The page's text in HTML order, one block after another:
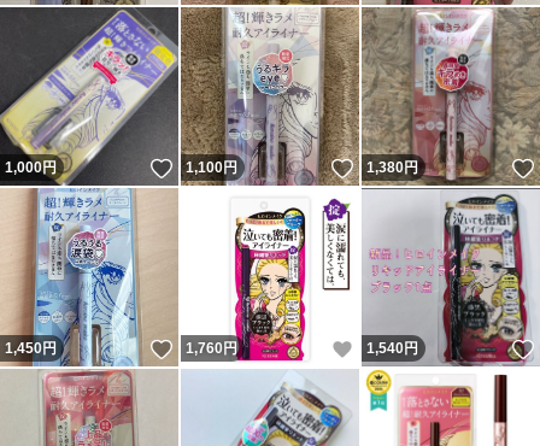
1,000円 いいね！
1,100円 いいね！
1,380円
1,450円 いいね！
1,760 円 いいね！
1,540円